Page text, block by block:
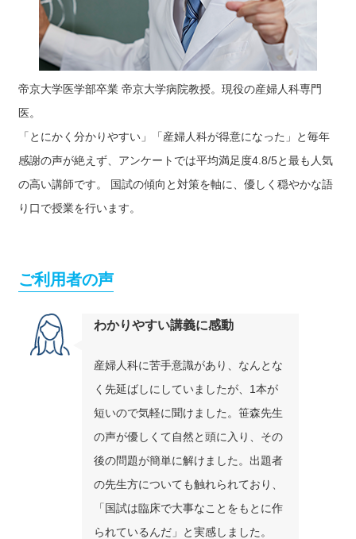
帝京大学医学部卒業 帝京大学病院教授。現役の産婦人科専門
医。
「とにかく分かりやすい」「産婦人科が得意になった」と毎年
感謝の声が絶えず、アンケートでは平均満足度4.8/5と最も人気
の高い講師です。 国試の傾向と対策を軸に、優しく穏やかな語
り口で授業を行います。
ご利用者の声
わかりやすい講義に感動
産婦人科に苦手意識があり、なんとな
く先延ばしにしていましたが、1本が
短いので気軽に聞けました。笹森先生
の声が優しくて自然と頭に入り、その
後の問題が簡単に解けました。出題者
の先生方についても触れられており、
「国試は臨床で大事なことをもとに作
られているんだ」と実感しました。